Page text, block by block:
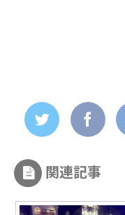
関連記事